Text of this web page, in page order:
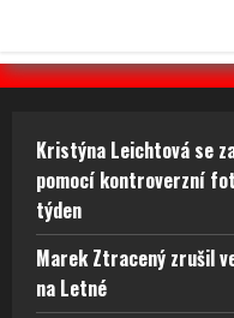
Kristýna Leichtová se
pomocí kontroverzní
týden
Marek Ztracený zrušil
na Letné